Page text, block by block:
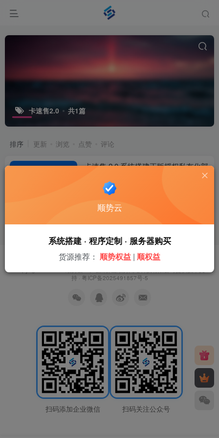
卡速售2.0 共1篇
排序 更新 浏览 点赞 评论
卡速售 2.0 系统搭建正版授权私有化部
商城系统
2个月前
友链申请 免责声明 广告合作 关于我们
持 · 粤ICP备2025491857号-5
扫码添加企业微信 扫码关注公众号
顺势云
系统搭建 · 程序定制 · 服务器购买
货源推荐： 顺势权益 | 顺权益